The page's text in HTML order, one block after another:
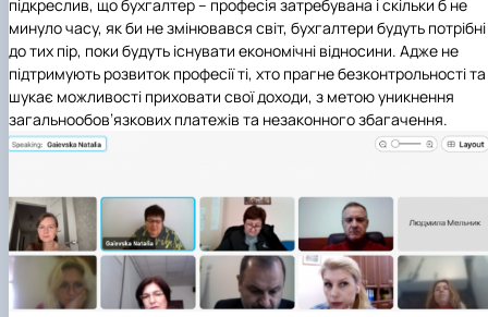
підкреслив, що бухгалтер – професія затребувана і скільки б не
минуло часу, як би не змінювався світ, бухгалтери будуть потрібні
до тих пір, поки будуть існувати економічні відносини. Адже не
підтримують розвиток професії ті, хто прагне безконтрольності та
шукає можливості приховати свої доходи, з метою уникнення
загальнообов’язкових платежів та незаконного збагачення.